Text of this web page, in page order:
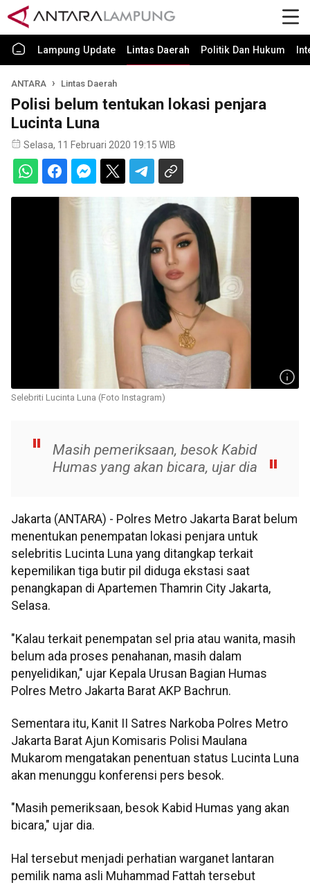
Lampung Update Lintas Daerah Politik Dan Hukum
ANTARA Lintas Daerah
Polisi belum tentukan lokasi penjara
Lucinta Luna
Selasa, 11 Februari 2020 19:15 WIB
Selebriti Lucinta Luna (Foto Instagram)
Masih pemeriksaan, besok Kabid
Humas yang akan bicara, ujar dia
Jakarta (ANTARA) - Polres Metro Jakarta Barat belum
menentukan penempatan lokasi penjara untuk
selebritis Lucinta Luna yang ditangkap terkait
kepemilikan tiga butir pil diduga ekstasi saat
penangkapan di Apartemen Thamrin City Jakarta,
Selasa.
"Kalau terkait penempatan sel pria atau wanita, masih
belum ada proses penahanan, masih dalam
penyelidikan," ujar Kepala Urusan Bagian Humas
Polres Metro Jakarta Barat AKP Bachrun.
Sementara itu, Kanit II Satres Narkoba Polres Metro
Jakarta Barat Ajun Komisaris Polisi Maulana
Mukarom mengatakan penentuan status Lucinta Luna
akan menunggu konferensi pers besok.
"Masih pemeriksaan, besok Kabid Humas yang akan
bicara," ujar dia.
Hal tersebut menjadi perhatian warganet lantaran
pemilik nama asli Muhammad Fattah tersebut